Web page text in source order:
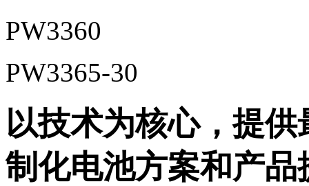
PW3360
PW3365-30
以技术为核心，提
制化电池方案和产